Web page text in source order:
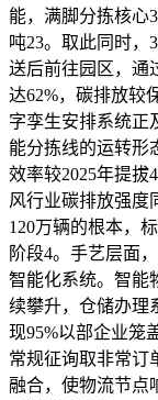
能，满脚分拣核心
吨23。取此同时，
送后前往园区，通
达62%，碳排放较
字孪生安排系统正
能分拣线的运转形
效率较2025年提拔
风行业碳排放强度
120万辆的根本，
阶段4。手艺层面
智能化系统。智能
续攀升，仓储办理
现95%以部企业笼
常规征询取非常订
融合，使物流节点